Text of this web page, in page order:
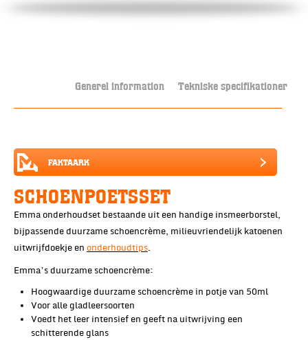
Generel information Tekniske specifikationer
FAKTAARK
SCHOENPOETSSET
Emma onderhoudset bestaande uit een handige insmeerborstel,
bijpassende duurzame schoencrème, milieuvriendelijk katoenen
uitwrijfdoekje en onderhoudtips.
Emma’s duurzame schoencrème:
Hoogwaardige duurzame schoencrème in potje van 50ml
Voor alle gladleersoorten
Voedt het leer intensief en geeft na uitwrijving een
schitterende glans